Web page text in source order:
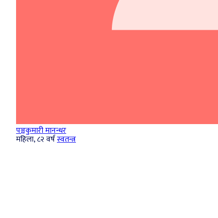
पञ्चकुमारी मानन्धर
महिला, ८२ वर्षस्वतन्त्र